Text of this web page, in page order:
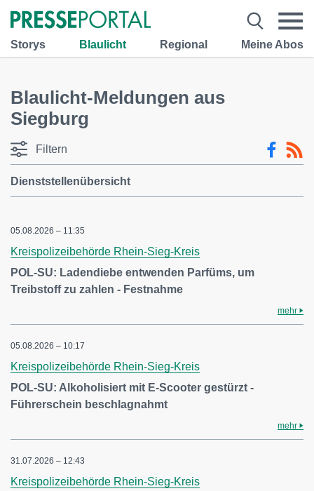
Storys Blaulicht Regional Meine Abos
Blaulicht-Meldungen aus
Siegburg
Filtern
Dienststellenübersicht
05.08.2026 – 11:35
Kreispolizeibehörde Rhein-Sieg-Kreis
POL-SU: Ladendiebe entwenden Parfüms, um
Treibstoff zu zahlen - Festnahme
mehr
05.08.2026 – 10:17
Kreispolizeibehörde Rhein-Sieg-Kreis
POL-SU: Alkoholisiert mit E-Scooter gestürzt -
Führerschein beschlagnahmt
mehr
31.07.2026 – 12:43
Kreispolizeibehörde Rhein-Sieg-Kreis